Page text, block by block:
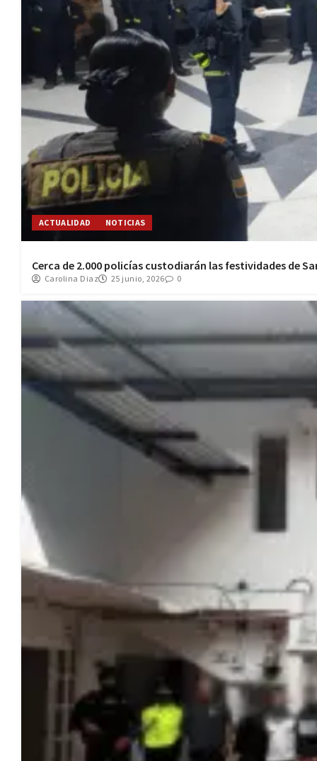
ACTUALIDAD NOTICIAS
Cerca de 2.000 policías custodiarán las festividades de
Carolina Diaz 25 junio, 2026 0